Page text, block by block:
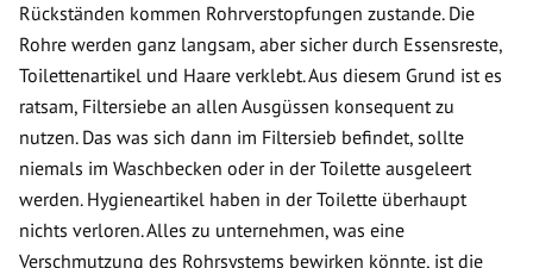
Rückständen kommen Rohrverstopfungen zustande. Die
Rohre werden ganz langsam, aber sicher durch Essensreste,
Toilettenartikel und Haare verklebt. Aus diesem Grund ist es
ratsam, Filtersiebe an allen Ausgüssen konsequent zu
nutzen. Das was sich dann im Filtersieb befindet, sollte
niemals im Waschbecken oder in der Toilette ausgeleert
werden. Hygieneartikel haben in der Toilette überhaupt
nichts verloren. Alles zu unternehmen, was eine
Verschmutzung des Rohrsystems bewirken könnte, ist die